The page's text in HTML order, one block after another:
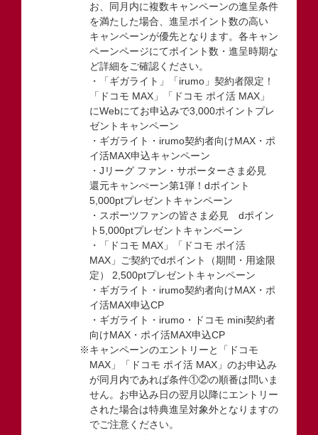
お、同月内に複数キャンペーンの進呈条件
を満たした場合、進呈ポイント数の高い
キャンペーンが優先となります。各キャン
ペーンページにてポイント数・進呈時期な
ど詳細をご確認ください。
・「ギガライト」「irumo」契約者限定！
「ドコモ MAX」「ドコモ ポイ活 MAX」
にWebにてお申込みで3,000ポイントプレ
ゼントキャンペーン
・ギガライト・irumo契約者向けMAX・ポ
イ活MAX申込キャンペーン
・Jリーグ ファン・サポーターさま必見
還元キャンぺーン第1弾！dポイント
5,000ptプレゼントキャンペーン
・スポーツファンの皆さま必見 dポイン
ト5,000ptプレゼントキャンペーン
・「ドコモ MAX」「ドコモ ポイ活
MAX」ご契約でdポイント（期間・用途限
定） 2,500ptプレゼントキャンペーン
・ギガライト・irumo契約者向けMAX・ポ
イ活MAX申込CP
・ギガライト・irumo・ドコモ mini契約者
向けMAX・ポイ活MAX申込CP
※キャンペーンのエントリーと「ドコモ
MAX」「ドコモ ポイ活 MAX」のお申込み
が同月内であれば条件①②の順番は問いま
せん。お申込み日の翌月以降にエントリー
された場合は特典進呈対象外となりますの
でご注意ください。